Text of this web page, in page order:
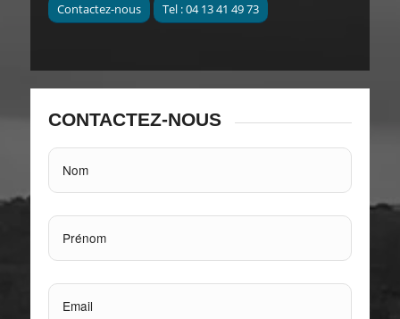
Contactez-nous Tel : 04 13 41 49 73
CONTACTEZ-NOUS